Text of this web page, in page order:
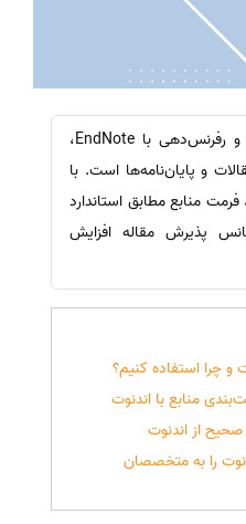
سینا ترجمه : مدیریت منابع و رفرنس‌دهی با EndNote،
و پایان‌نامه‌ها است. با
منابع مطابق استاندارد
پذیرش مقاله افزایش
منابع با اندنوت
از اندنوت
را به متخصصان